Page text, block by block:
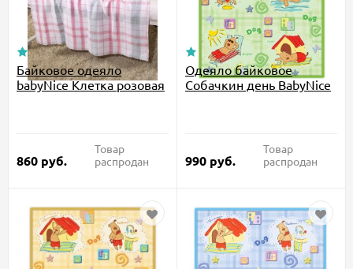
Байковое одеяло
babyNice Клетка розовая
860 руб.
Товар
распродан
Одеяло байковое
Собачкин день BabyNice
990 руб.
Товар
распродан